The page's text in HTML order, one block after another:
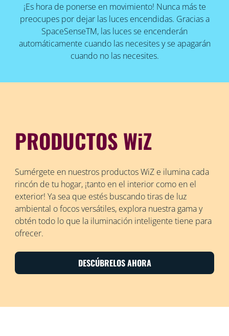
¡Es hora de ponerse en movimiento! Nunca más te
preocupes por dejar las luces encendidas. Gracias a
SpaceSenseTM, las luces se encenderán
automáticamente cuando las necesites y se apagarán
cuando no las necesites.
PRODUCTOS WiZ
Sumérgete en nuestros productos WiZ e ilumina cada
rincón de tu hogar, ¡tanto en el interior como en el
exterior! Ya sea que estés buscando tiras de luz
ambiental o focos versátiles, explora nuestra gama y
obtén todo lo que la iluminación inteligente tiene para
ofrecer.
DESCÚBRELOS AHORA